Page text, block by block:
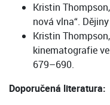
Kristin
nová vlna“.
Kristin
kinematografie
679–690.
Doporučená literatura: